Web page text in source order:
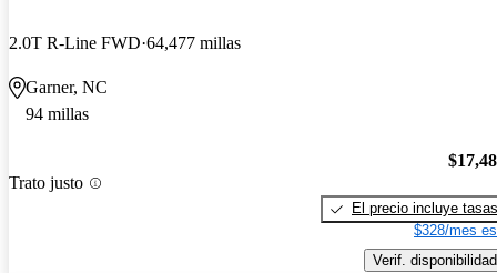
2.0T R-Line FWD 64,477 millas
Garner, NC
94 millas
Trato justo
El precio incluye tasas
$328/mes
Verif. disponibilidad